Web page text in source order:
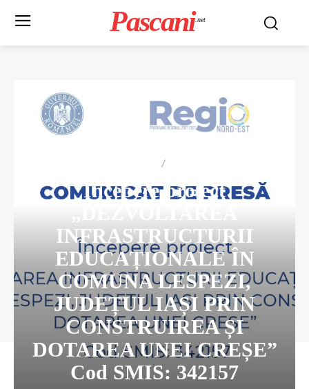
Pascani .net
Începere proiect
INFRASTRUCTURII
EDUCAȚIONALE ÎN
COMUNA LESPEZI,
JUDEȚUL IAȘI PRIN
CONSTRUIREA ȘI
DOTAREA UNEI CREȘE”
Cod SMIS: 342157